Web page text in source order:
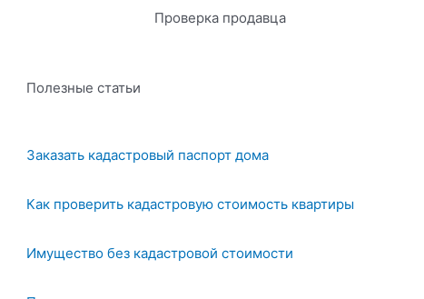
Проверка продавца
Полезные статьи
Заказать кадастровый паспорт дома
Как проверить кадастровую стоимость квартиры
Имущество без кадастровой стоимости